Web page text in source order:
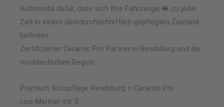
Automobil dafür, dass sich Ihre Fahrzeuge 🚐 zu jeder
Zeit in einem überdurchschnittlich gepflegten Zustand
befinden.
Zertifizierter Ceramic Pro Partner in Rendsburg und der
norddeutschen Region.
Premium Autopflege Rendsburg + Ceramic Pro
Lise-Meitner-str 3